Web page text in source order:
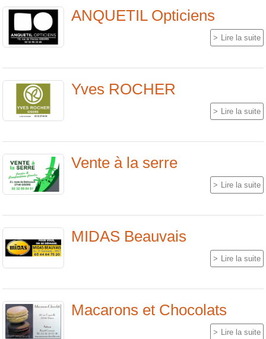
ANQUETIL Opticiens
Lire la suite
Yves ROCHER
Lire la suite
Vente à la serre
Lire la suite
MIDAS Beauvais
Lire la suite
Macarons et Chocolats
Lire la suite